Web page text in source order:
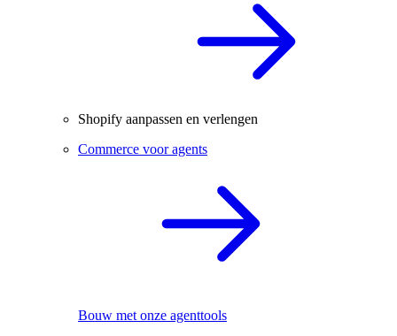
Shopify aanpassen en verlengen
Commerce voor agents
Bouw met onze agenttools